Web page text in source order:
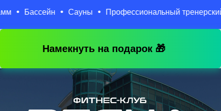
Бассейн Сауны Профессиональный тренерский
Намекнуть на подарок 🎁